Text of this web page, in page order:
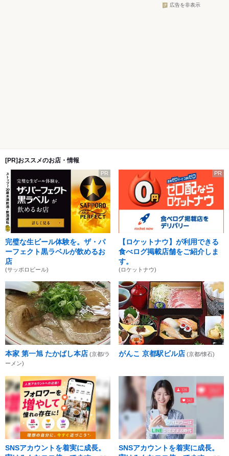
広告を非表示
[PR]おススメのお店・情報
PR
完璧な生ビール体験を。ザ・パ
ーフェクト黒ラベルが飲めるお
店
(サッポロビール)
PR
【ロケットナウ】が利用できる
食べログ掲載店舗をご紹介しま
す。
(ロケットナウ)
本家 第一旭 たかばし本店 (京都/ラ
ーメン)
がんこ 京都駅ビル店 (京都/懐石)
SNSアカウントを着実に成長。
SNSアカウントを着実に成長。